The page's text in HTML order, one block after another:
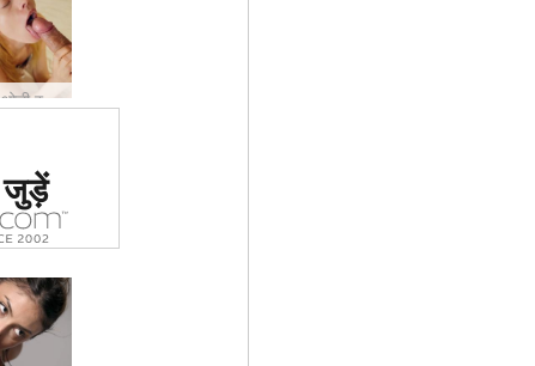
इवान और ओली स्वर्ग में विद्रोह करते हैं
कामुक
दिया